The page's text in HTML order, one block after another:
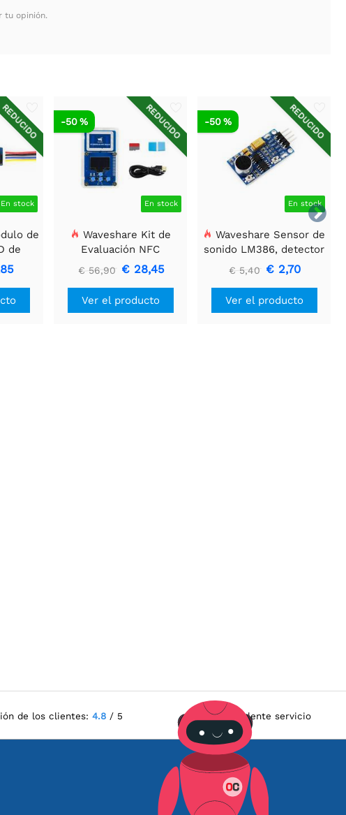
tu opinión.

REDUCIDO
En stock
de
de
0.91
REDUCIDO
En stock
-50 %
Waveshare Kit de
Evaluación NFC
ST25R3911B, Lector NFC
+ Tarjeta TF + Cable
USB
€ 56,90 € 28,45
Ver el producto
REDUCIDO
En stock
-50 %
Waveshare Sensor de
sonido LM386, detector
de sonido, compatible
con Arduino.
€ 5,40 € 2,70
Ver el producto
de los clientes:4.8 / 5 Excelente servicio